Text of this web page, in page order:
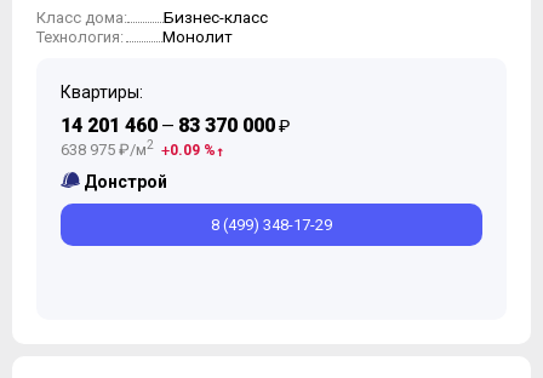
Класс дома: Бизнес-класс
Технология: Монолит
Квартиры:
14 201 460 — 83 370 000₽
638 975 ₽/м2 0.09 %
Донстрой
8 (499) 348-17-29